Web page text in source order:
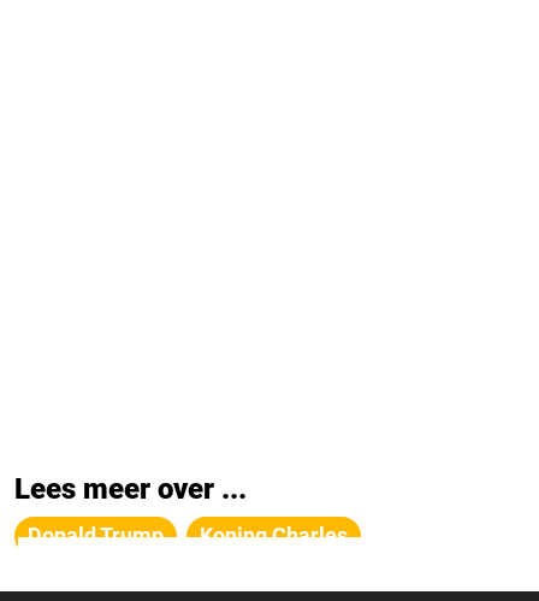
Lees meer over ...
Donald Trump Koning Charles